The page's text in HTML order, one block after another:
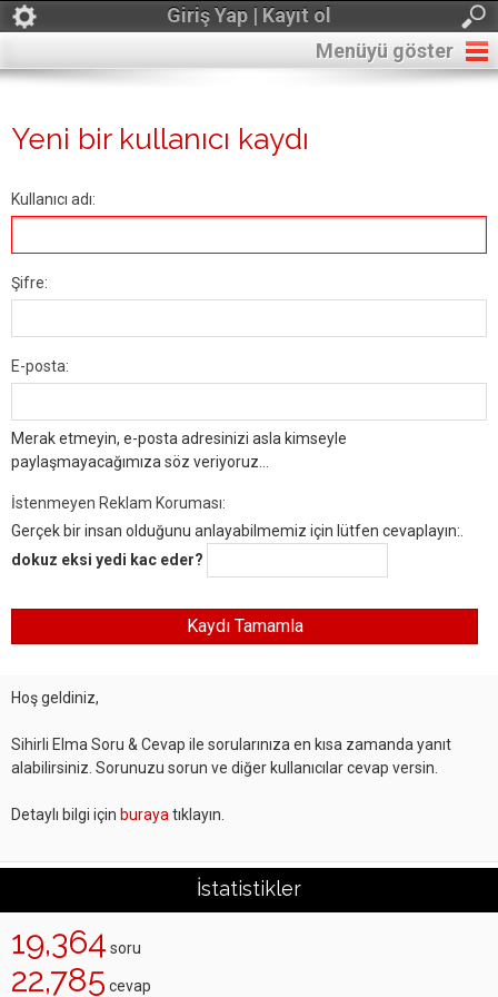
Giriş Yap | Kayıt ol
Menüyü göster
Yeni bir kullanıcı kaydı
Kullanıcı adı:
Şifre:
E-posta:
Merak etmeyin, e-posta adresinizi asla kimseyle
paylaşmayacağımıza söz veriyoruz...
İstenmeyen Reklam Koruması:
Gerçek bir insan olduğunu anlayabilmemiz için lütfen cevaplayın:.
dokuz eksi yedi kac eder?
Hoş geldiniz,
Sihirli Elma Soru & Cevap ile sorularınıza en kısa zamanda yanıt
alabilirsiniz. Sorunuzu sorun ve diğer kullanıcılar cevap versin.
Detaylı bilgi için buraya tıklayın.
İstatistikler
19,364 soru
22,785 cevap